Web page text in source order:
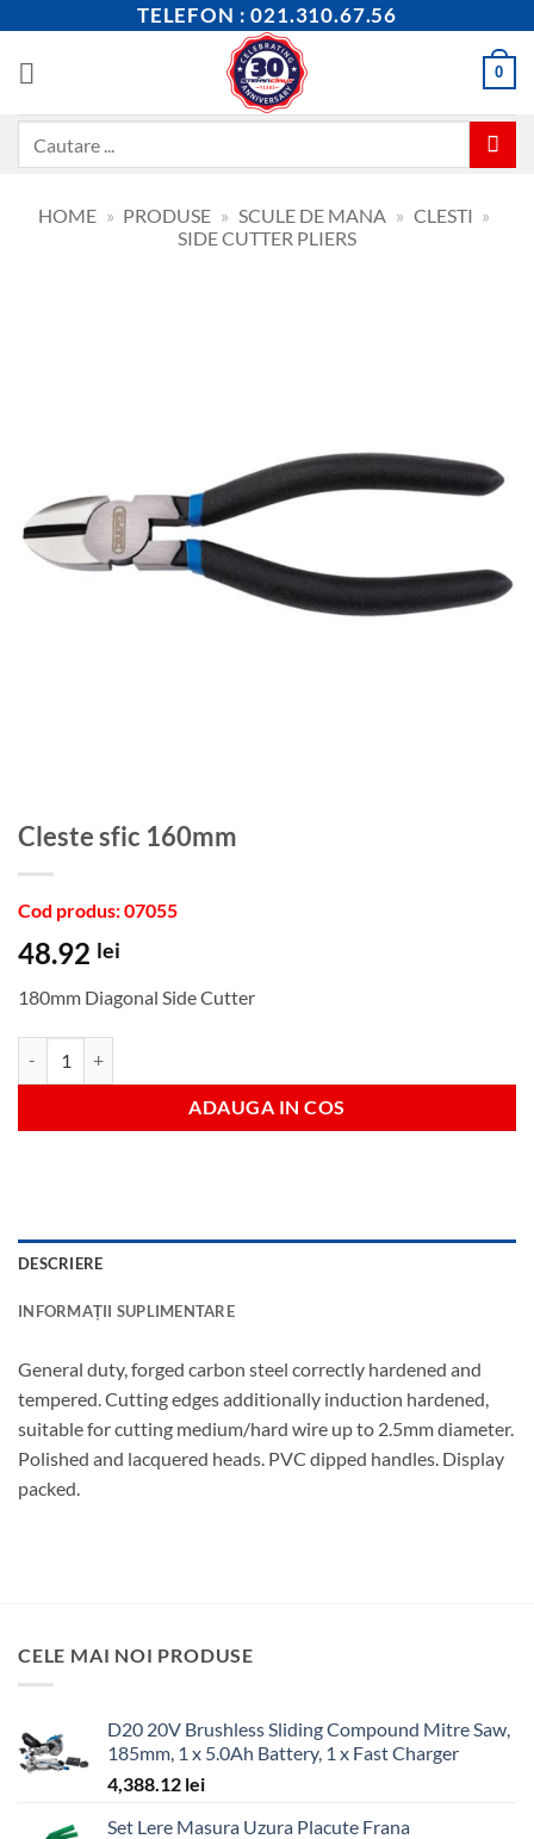
content
TELEFON : 021.310.67.56
0
HOME » PRODUSE » SCULE DE MANA » CLESTI »
SIDE CUTTER PLIERS
Cleste sfic 160mm
Cod produs: 07055
48.92 lei
180mm Diagonal Side Cutter
ADAUGA IN COS
DESCRIERE
INFORMAȚII SUPLIMENTARE
General duty, forged carbon steel correctly hardened and
tempered. Cutting edges additionally induction hardened,
suitable for cutting medium/hard wire up to 2.5mm diameter.
Polished and lacquered heads. PVC dipped handles. Display
packed.
CELE MAI NOI PRODUSE
D20 20V Brushless Sliding Compound Mitre Saw,
185mm, 1 x 5.0Ah Battery, 1 x Fast Charger
4,388.12 lei
Set Lere Masura Uzura Placute Frana